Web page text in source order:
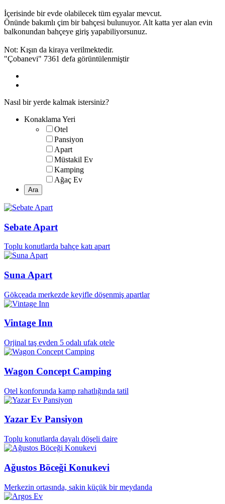
İçerisinde bir evde olabilecek tüm eşyalar mevcut.
Önünde bakımlı çim bir bahçesi bulunuyor. Alt katta yer alan evin
balkonundan bahçeye giriş yapabiliyorsunuz.
Not: Kışın da kiraya verilmektedir.
"Çobanevi" 7361 defa görüntülenmiştir
Nasıl bir yerde kalmak istersiniz?
Konaklama Yeri
Otel
Pansiyon
Apart
Müstakil Ev
Kamping
Ağaç Ev
Sebate Apart
Toplu konutlarda bahçe katı apart
Suna Apart
Gökçeada merkezde keyifle döşenmiş apartlar
Vintage Inn
Orjinal taş evden 5 odalı ufak otele
Wagon Concept Camping
Otel konforunda kamp rahatlığında tatil
Yazar Ev Pansiyon
Toplu konutlarda dayalı döşeli daire
Ağustos Böceği Konukevi
Merkezin ortasında, sakin küçük bir meydanda